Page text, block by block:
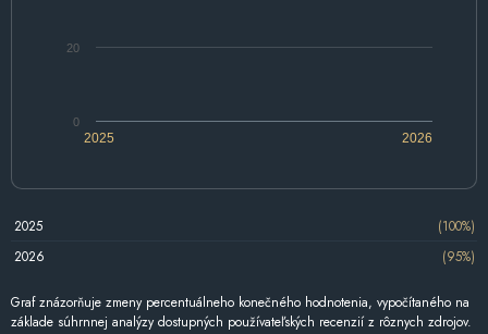
2025 2026
0
20
2025
(100%)
2026
(95%)
Graf znázorňuje zmeny percentuálneho konečného hodnotenia, vypočítaného na
základe súhrnnej analýzy dostupných používateľských recenzií z rôznych zdrojov.